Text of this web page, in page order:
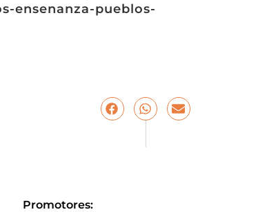
ensenanza-pueblos-
Promotores: